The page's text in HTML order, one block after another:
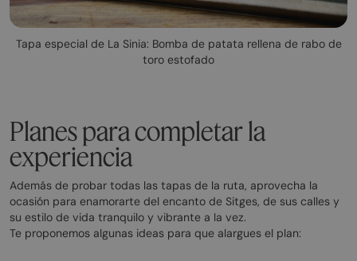
Tapa especial de La Sinia: Bomba de patata rellena de rabo de
toro estofado
Planes para completar la
experiencia
Además de probar todas las tapas de la ruta, aprovecha la
ocasión para enamorarte del encanto de Sitges, de sus calles y
su estilo de vida tranquilo y vibrante a la vez.
Te proponemos algunas ideas para que alargues el plan: